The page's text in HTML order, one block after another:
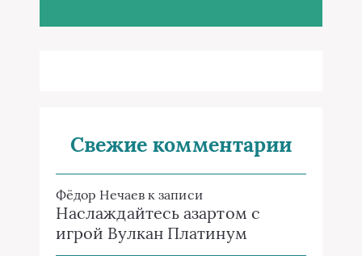
Свежие комментарии
Фёдор Нечаевк записи
Наслаждайтесь азартом с
игрой Вулкан Платинум